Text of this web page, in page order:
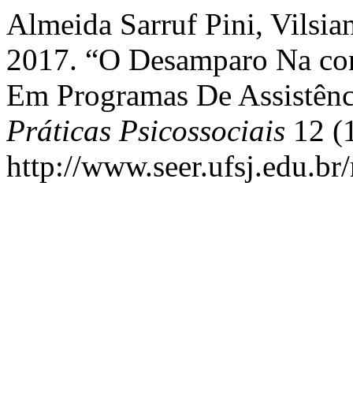
Almeida Sarruf Pini,
2017. “O Desamparo Na
Em Programas De
Práticas Psicossociais 12
http://